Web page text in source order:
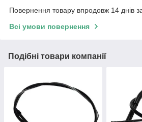
Повернення товару впродовж 14 днів
Всі умови повернення
Подібні товари компанії